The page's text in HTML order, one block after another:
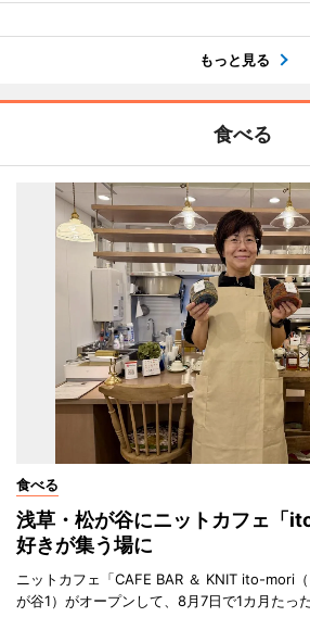
もっと見る
食べる
食べる
浅草・松が谷にニットカフェ
好きが集う場に
ニットカフェ「CAFE BAR ＆ KNIT ito-mori
が谷1）がオープンして、8月7日で1カ月たった